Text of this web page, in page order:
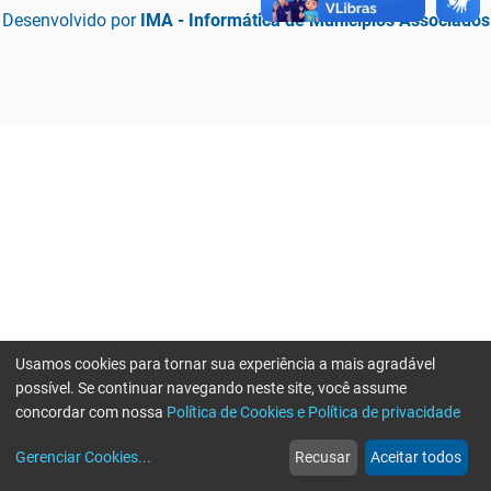
Desenvolvido por IMA - Informática de Municípios Associados
web
Notícias
more_horiz
Mais
Usamos cookies para tornar sua experiência a mais agradável
possível. Se continuar navegando neste site, você assume
concordar com nossa Política de Cookies e Política de privacidade
Gerenciar Cookies... Recusar Aceitar todos
Erro ao enviar informações, por favor tente novamente